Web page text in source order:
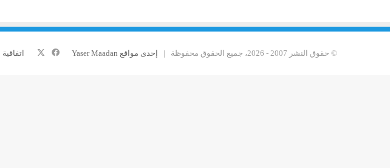
© حقوق النشر 2007 - 2026، جميع الحقوق محفوظة | إحدى مواقع Yaser Maadan فيسبوك